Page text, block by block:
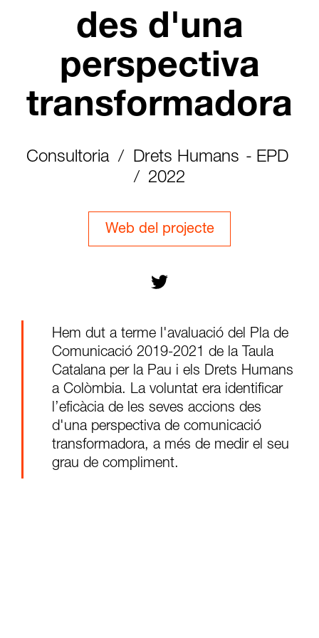
des d'una
perspectiva
transformadora
Consultoria Drets Humans
EPD
2022
Web del projecte
Hem dut a terme l'avaluació del Pla de
Comunicació 2019-2021 de la Taula
Catalana per la Pau i els Drets Humans
a Colòmbia. La voluntat era identificar
l’eficàcia de les seves accions des
d'una perspectiva de comunicació
transformadora, a més de medir el seu
grau de compliment.